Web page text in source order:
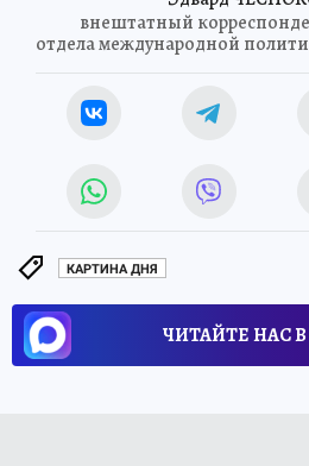
внештатный
отдела международной
КАРТИНА ДНЯ
ЧИТАЙТЕ НАС